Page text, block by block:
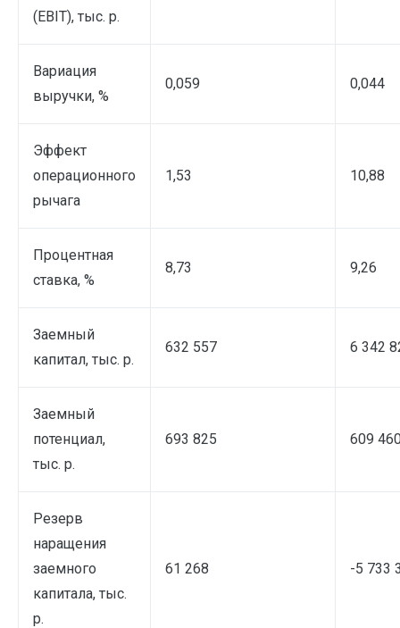
(EBIT), тыс. р.
Вариация
выручки, %
0,059 0,044
Эффект
операционного
рычага
1,53 10,88
Процентная
ставка, %
8,73 9,26
Заемный
капитал, тыс. р.
632 557 6 342
Заемный
потенциал,
тыс. р.
693 825 609
Резерв
наращения
заемного
капитала, тыс.
р.
61 268 -5 733